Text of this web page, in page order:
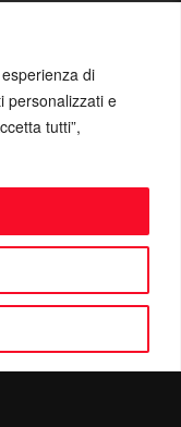
di
personalizzati e
tutti”,